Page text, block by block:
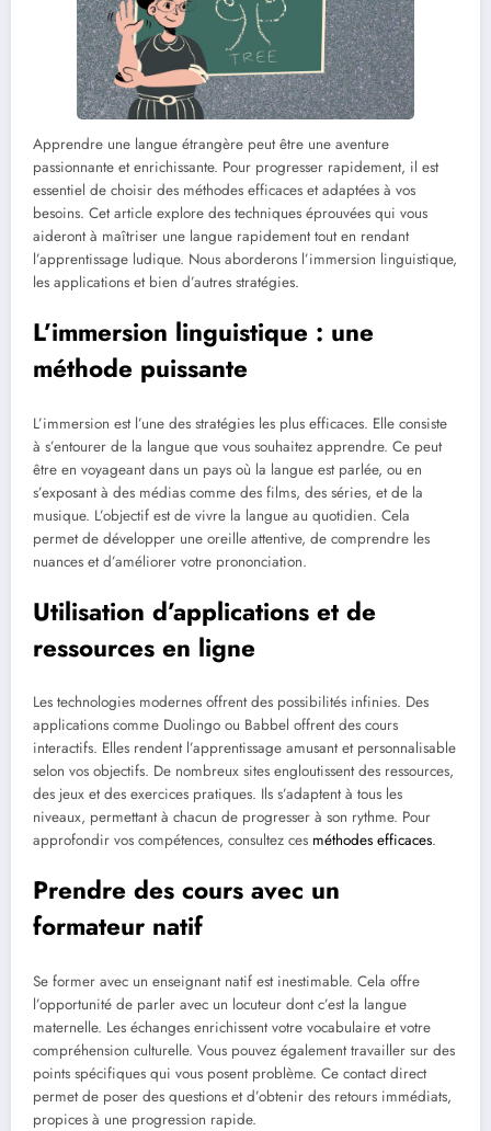
Apprendre une langue étrangère peut être une aventure
passionnante et enrichissante. Pour progresser rapidement, il est
essentiel de choisir des méthodes efficaces et adaptées à vos
besoins. Cet article explore des techniques éprouvées qui vous
aideront à maîtriser une langue rapidement tout en rendant
l’apprentissage ludique. Nous aborderons l’immersion linguistique,
les applications et bien d’autres stratégies.
L’immersion linguistique : une
méthode puissante
L’immersion est l’une des stratégies les plus efficaces. Elle consiste
à s’entourer de la langue que vous souhaitez apprendre. Ce peut
être en voyageant dans un pays où la langue est parlée, ou en
s’exposant à des médias comme des films, des séries, et de la
musique. L’objectif est de vivre la langue au quotidien. Cela
permet de développer une oreille attentive, de comprendre les
nuances et d’améliorer votre prononciation.
Utilisation d’applications et de
ressources en ligne
Les technologies modernes offrent des possibilités infinies. Des
applications comme Duolingo ou Babbel offrent des cours
interactifs. Elles rendent l’apprentissage amusant et personnalisable
selon vos objectifs. De nombreux sites engloutissent des ressources,
des jeux et des exercices pratiques. Ils s’adaptent à tous les
niveaux, permettant à chacun de progresser à son rythme. Pour
approfondir vos compétences, consultez ces méthodes efficaces.
Prendre des cours avec un
formateur natif
Se former avec un enseignant natif est inestimable. Cela offre
l’opportunité de parler avec un locuteur dont c’est la langue
maternelle. Les échanges enrichissent votre vocabulaire et votre
compréhension culturelle. Vous pouvez également travailler sur des
points spécifiques qui vous posent problème. Ce contact direct
permet de poser des questions et d’obtenir des retours immédiats,
propices à une progression rapide.